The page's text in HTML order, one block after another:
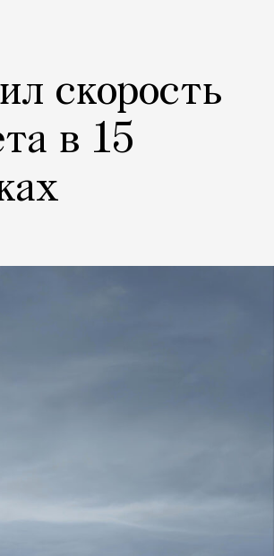
скорость
в 15